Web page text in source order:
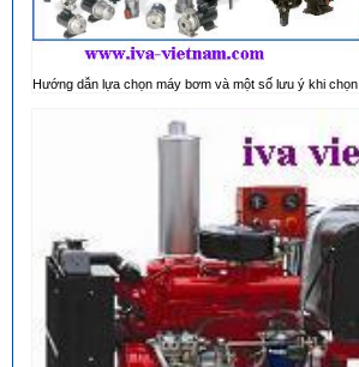
Hướng dẫn lựa chọn máy bơm và một số lưu ý khi chọn